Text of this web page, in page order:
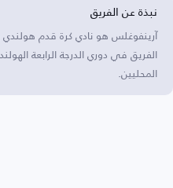
نبذة عن الفريق
آرينفوغلس هو نادي كرة قدم
الفريق في دوري الدرجة الرابعة
المحليين.